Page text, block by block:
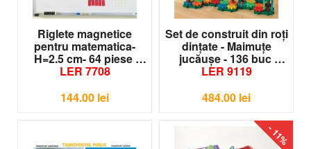
Riglete magnetice
pentru matematica-
H=2.5 cm- 64 piese
LER 7708
144.00 lei
Set de construit din roţi
dinţate - Maimuţe
jucăuşe - 136 buc
LER 9119
484.00 lei
- 11%